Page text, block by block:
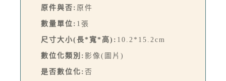
原件與否: 原件
數量單位: 1張
尺寸大小(長*寬*高): 10.2*15.2cm
數位化類別: 影像(圖片)
是否數位化: 否